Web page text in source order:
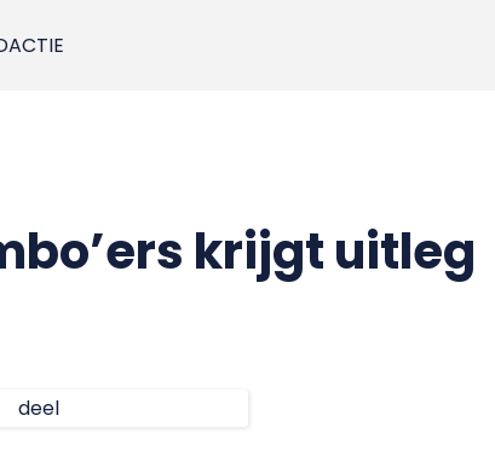
krijgt uitleg
deel